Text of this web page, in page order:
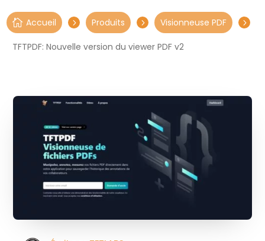
 Accueil 5 Produits 5 Visionneuse PDF 5
TFTPDF: Nouvelle version du viewer PDF v2